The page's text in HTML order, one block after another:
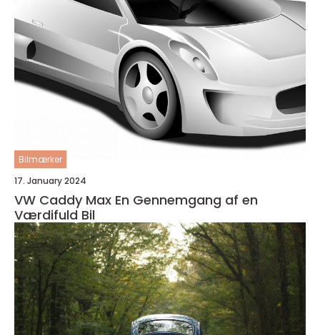
Bilmærker
17. January 2024
VW Caddy Max En Gennemgang af en
Værdifuld Bil